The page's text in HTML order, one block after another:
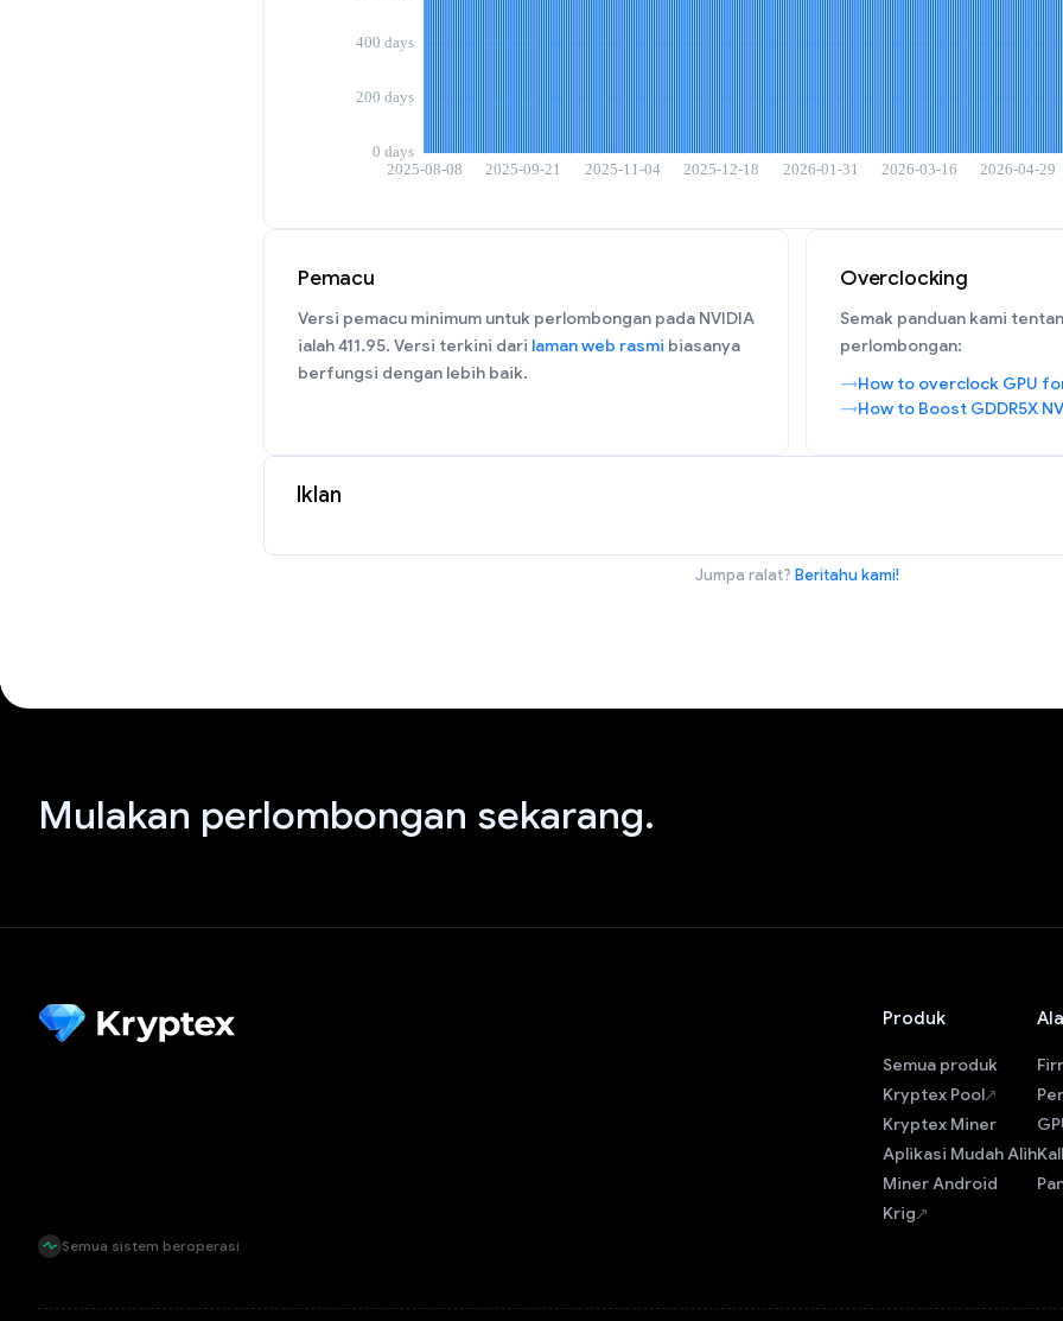
Pemacu
Versi pemacu minimum untuk perlombongan pada NVIDIA
ialah 411.95. Versi terkini dari laman web rasmi biasanya
berfungsi dengan lebih baik.
Overclocking
Semak panduan kami
perlombongan:
How to overclock GPU
How to Boost GDDR5X
Iklan
Jumpa ralat? Beritahu kami!
Mulakan perlombongan sekarang.
Semua sistem beroperasi
Produk
Semua produk
Kryptex Pool
Kryptex Miner
Aplikasi Mudah Alih
Miner Android
Krig